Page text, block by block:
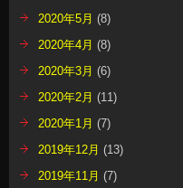
2020年5月 (8)
2020年4月 (8)
2020年3月 (6)
2020年2月 (11)
2020年1月 (7)
2019年12月 (13)
2019年11月 (7)